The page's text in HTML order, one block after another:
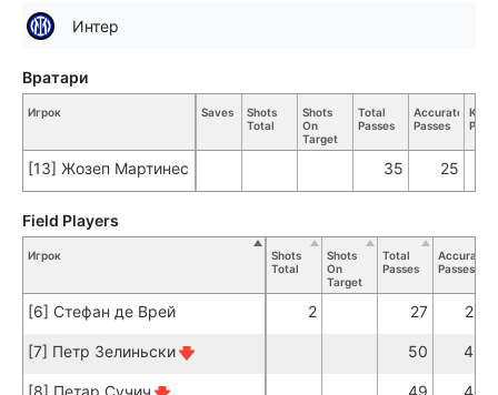
Интер
Игрок Saves
Shots
Total
Shots
On
Target
Total
Passes
Accurate
Passes
Key
[13] Жозеп Мартинес 35 25
Вратари
Игрок
Shots
Total
Shots
On
Target
Total
Passes
Accurate
Passes
[6] Стефан де Врей 2 27 25
[7] Петр Зелиньски 50 45
[8] Петар Сучич 49 45
Field Players